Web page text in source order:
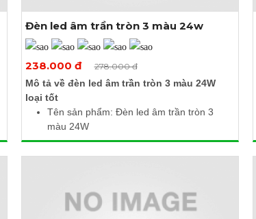
Xem thêm ảnh
Đèn led âm trần tròn 3 màu 24w
238.000 đ 278.000 đ
Mô tả về đèn led âm trần tròn 3 màu 24W
loại tốt
Tên sản phẩm: Đèn led âm trần tròn 3
màu 24W
Điện áp: 85 - 265V AC / 50Hz
Công suất: 24W
Kích thước (Ø x H): 300 x 10mm
Khoét lỗ: Ø280mm